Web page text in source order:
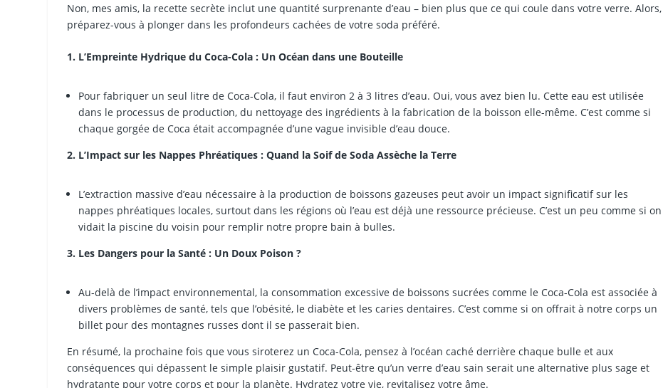
Non, mes amis, la recette secrète inclut une quantité surprenante d’eau – bien plus que ce qui coule dans votre verre. Alors,
préparez-vous à plonger dans les profondeurs cachées de votre soda préféré.
1. L’Empreinte Hydrique du Coca-Cola : Un Océan dans une Bouteille
Pour fabriquer un seul litre de Coca-Cola, il faut environ 2 à 3 litres d’eau. Oui, vous avez bien lu. Cette eau est utilisée
dans le processus de production, du nettoyage des ingrédients à la fabrication de la boisson elle-même. C’est comme si
chaque gorgée de Coca était accompagnée d’une vague invisible d’eau douce.
2. L’Impact sur les Nappes Phréatiques : Quand la Soif de Soda Assèche la Terre
L’extraction massive d’eau nécessaire à la production de boissons gazeuses peut avoir un impact significatif sur les
nappes phréatiques locales, surtout dans les régions où l’eau est déjà une ressource précieuse. C’est un peu comme si on
vidait la piscine du voisin pour remplir notre propre bain à bulles.
3. Les Dangers pour la Santé : Un Doux Poison ?
Au-delà de l’impact environnemental, la consommation excessive de boissons sucrées comme le Coca-Cola est associée à
divers problèmes de santé, tels que l’obésité, le diabète et les caries dentaires. C’est comme si on offrait à notre corps un
billet pour des montagnes russes dont il se passerait bien.
En résumé, la prochaine fois que vous siroterez un Coca-Cola, pensez à l’océan caché derrière chaque bulle et aux
conséquences qui dépassent le simple plaisir gustatif. Peut-être qu’un verre d’eau sain serait une alternative plus sage et
hydratante pour votre corps et pour la planète. Hydratez votre vie, revitalisez votre âme.